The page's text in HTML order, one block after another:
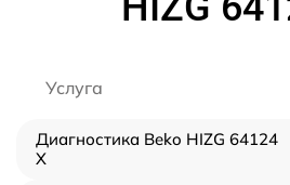
Услуга
Диагностика Beko HIZG 64124
X